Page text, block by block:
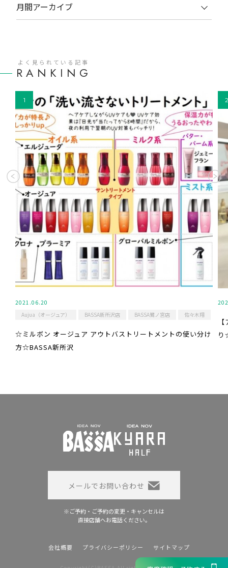
月間アーカイブ
RANKING
よく見られている記事
2021.06.20
Aujua（オージュア）
BASSA新所沢店 BASSA鷺ノ宮店 佐々木翔
☆ミルボン オージュア アウトバストリートメントの使い分け
方☆BASSA新所沢
り
メールでお問い合わせ
※ご予約・ご予約の変更・キャンセルは
直接店舗へお電話ください。
会社概要 プライバシーポリシー サイトマップ